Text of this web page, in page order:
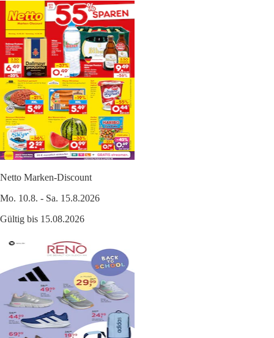
Netto Marken-Discount
Mo. 10.8. - Sa. 15.8.2026
Gültig bis 15.08.2026